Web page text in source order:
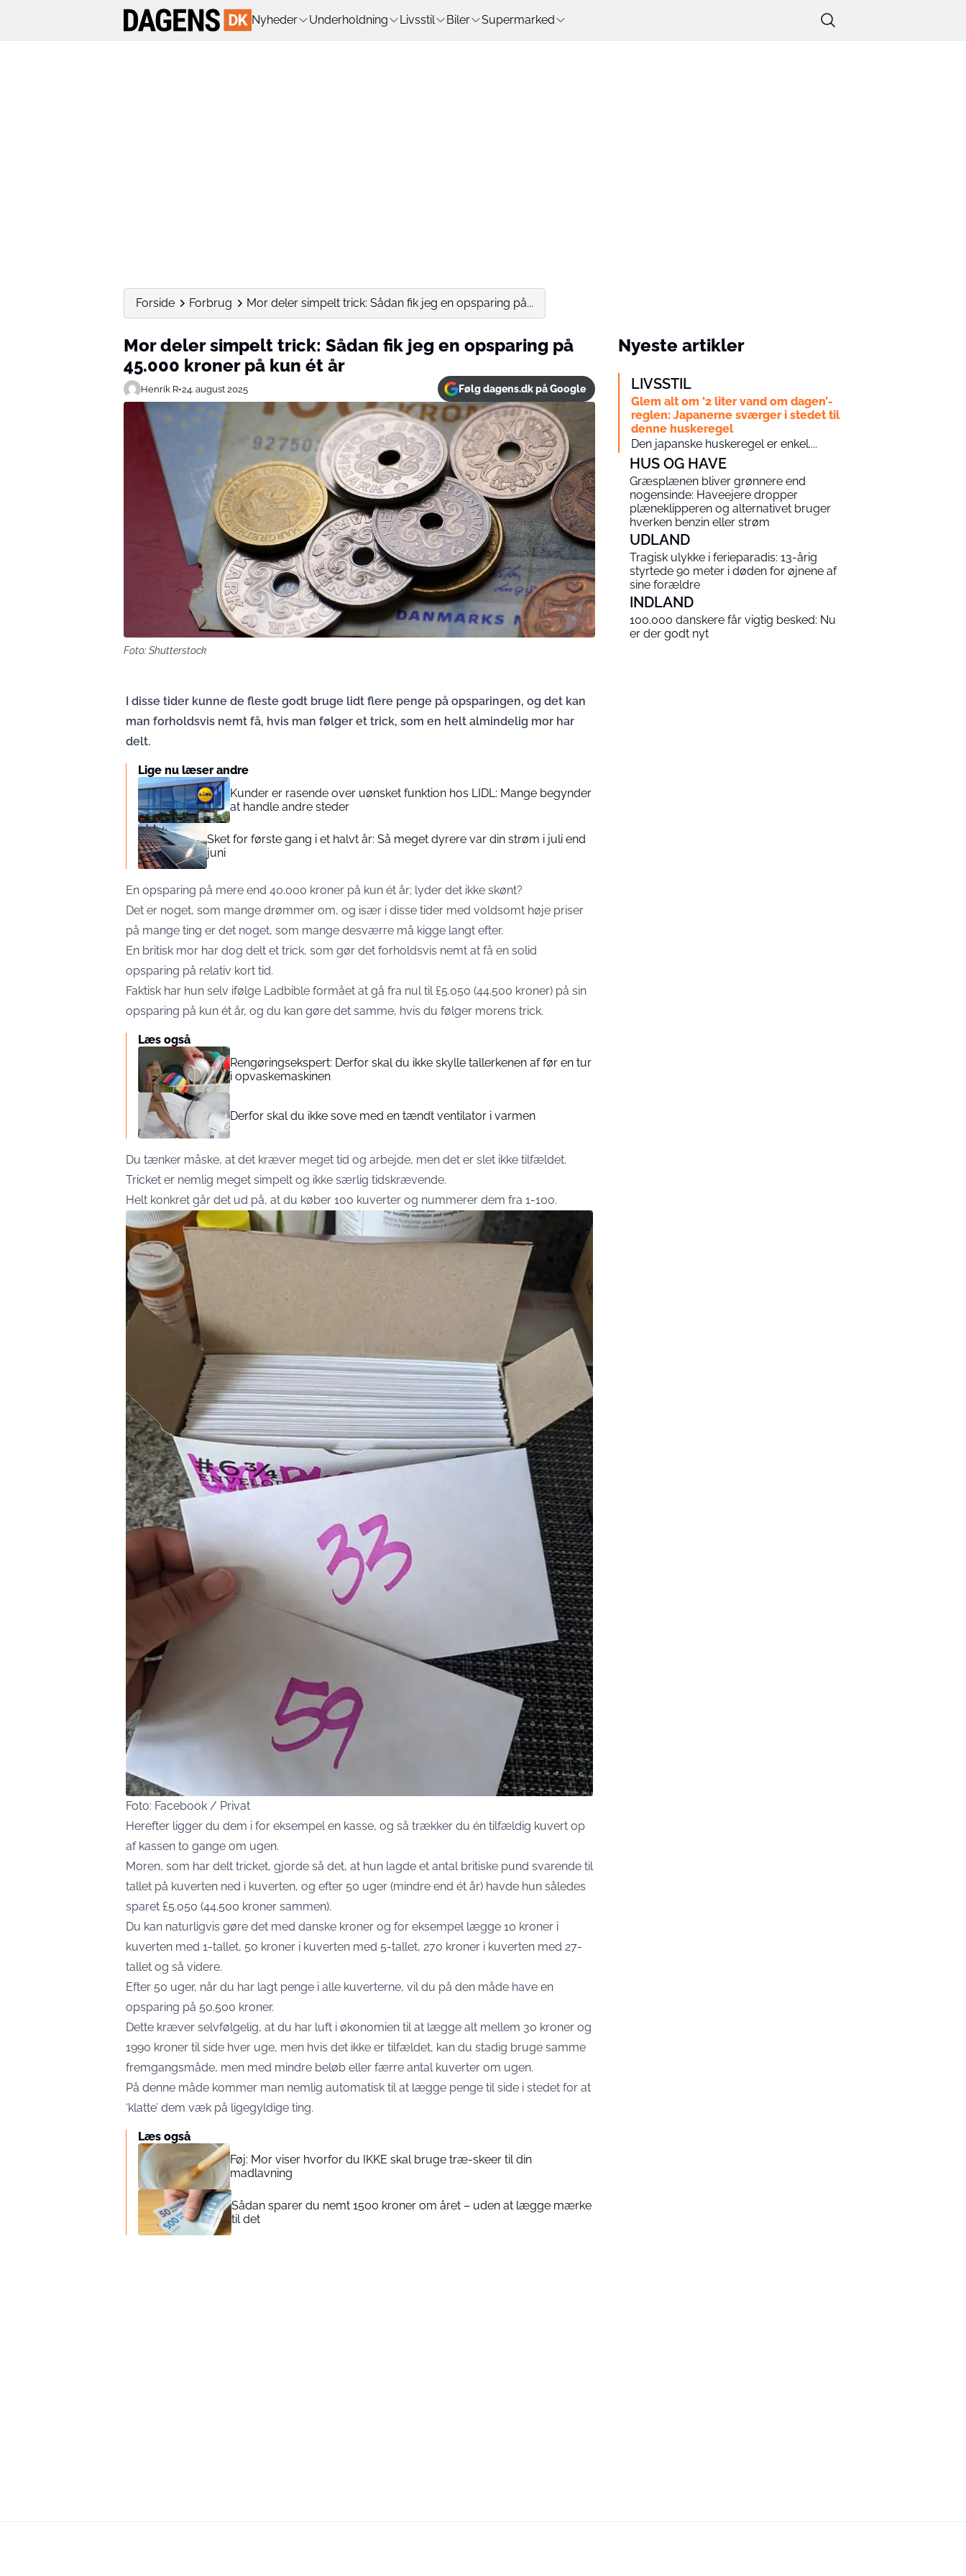
Nyheder Underholdning Livsstil Biler Supermarked
Forside Forbrug Mor deler simpelt trick: Sådan fik jeg en opsparing på...
Mor deler simpelt trick: Sådan fik jeg en opsparing på
45.000 kroner på kun ét år
Henrik R•24. august 2025 Følg dagens.dk på Google
Foto: Shutterstock
I disse tider kunne de fleste godt bruge lidt flere penge på opsparingen, og det kan
man forholdsvis nemt få, hvis man følger et trick, som en helt almindelig mor har
delt.
Lige nu læser andre
Kunder er rasende over uønsket funktion hos LIDL: Mange begynder
at handle andre steder
Sket for første gang i et halvt år: Så meget dyrere var din strøm i juli end
juni
En opsparing på mere end 40.000 kroner på kun ét år; lyder det ikke skønt?
Det er noget, som mange drømmer om, og især i disse tider med voldsomt høje priser
på mange ting er det noget, som mange desværre må kigge langt efter.
En britisk mor har dog delt et trick, som gør det forholdsvis nemt at få en solid
opsparing på relativ kort tid.
Faktisk har hun selv ifølge Ladbible formået at gå fra nul til £5.050 (44.500 kroner) på sin
opsparing på kun ét år, og du kan gøre det samme, hvis du følger morens trick.
Læs også
Rengøringsekspert: Derfor skal du ikke skylle tallerkenen af før en tur
i opvaskemaskinen
Derfor skal du ikke sove med en tændt ventilator i varmen
Du tænker måske, at det kræver meget tid og arbejde, men det er slet ikke tilfældet.
Tricket er nemlig meget simpelt og ikke særlig tidskrævende.
Helt konkret går det ud på, at du køber 100 kuverter og nummerer dem fra 1-100.
Foto: Facebook / Privat
Herefter ligger du dem i for eksempel en kasse, og så trækker du én tilfældig kuvert op
af kassen to gange om ugen.
Moren, som har delt tricket, gjorde så det, at hun lagde et antal britiske pund svarende til
tallet på kuverten ned i kuverten, og efter 50 uger (mindre end ét år) havde hun således
sparet £5.050 (44.500 kroner sammen).
Du kan naturligvis gøre det med danske kroner og for eksempel lægge 10 kroner i
kuverten med 1-tallet, 50 kroner i kuverten med 5-tallet, 270 kroner i kuverten med 27-
tallet og så videre.
Efter 50 uger, når du har lagt penge i alle kuverterne, vil du på den måde have en
opsparing på 50.500 kroner.
Dette kræver selvfølgelig, at du har luft i økonomien til at lægge alt mellem 30 kroner og
1990 kroner til side hver uge, men hvis det ikke er tilfældet, kan du stadig bruge samme
fremgangsmåde, men med mindre beløb eller færre antal kuverter om ugen.
På denne måde kommer man nemlig automatisk til at lægge penge til side i stedet for at
‘klatte’ dem væk på ligegyldige ting.
Læs også
Føj: Mor viser hvorfor du IKKE skal bruge træ-skeer til din
madlavning
Sådan sparer du nemt 1500 kroner om året – uden at lægge mærke
til det
Nyeste artikler
LIVSSTIL
Glem alt om ‘2 liter vand om dagen’-
reglen: Japanerne sværger i stedet til
denne huskeregel
Den japanske huskeregel er enkel....
HUS OG HAVE
Græsplænen bliver grønnere end
nogensinde: Haveejere dropper
plæneklipperen og alternativet bruger
hverken benzin eller strøm
UDLAND
Tragisk ulykke i ferieparadis: 13-årig
styrtede 90 meter i døden for øjnene af
sine forældre
INDLAND
100.000 danskere får vigtig besked: Nu
er der godt nyt